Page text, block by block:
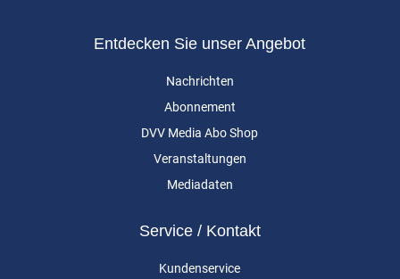
Entdecken Sie unser Angebot
Nachrichten
Abonnement
DVV Media Abo Shop
Veranstaltungen
Mediadaten
Service / Kontakt
Kundenservice